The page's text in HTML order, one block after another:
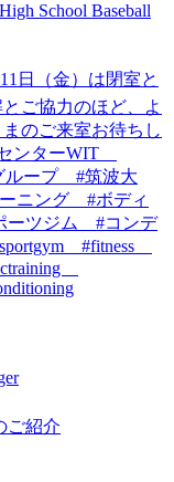
School Baseball
ご紹介